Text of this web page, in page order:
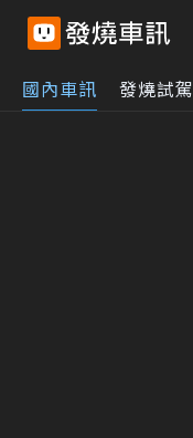
國內車訊 發燒試駕